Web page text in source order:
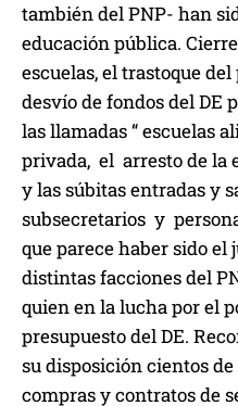
también del PNP- han
educación pública.
escuelas, el trastoque
desvío de fondos del DE
las llamadas “ escuelas
privada, el arresto de la
y las súbitas entradas y
subsecretarios y
que parece haber sido el
distintas facciones del
quien en la lucha por el
presupuesto del DE.
su disposición cientos
compras y contratos de